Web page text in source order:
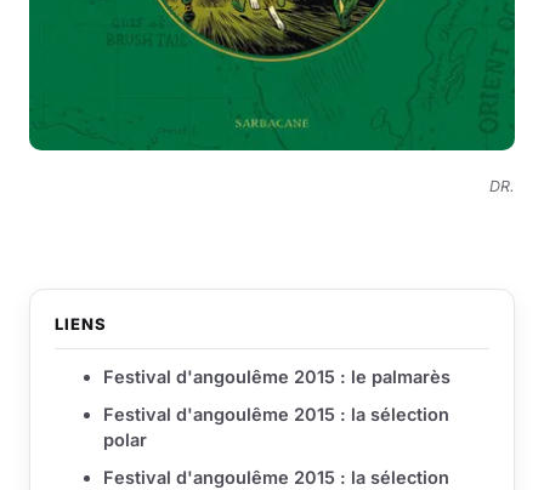
DR.
LIENS
Festival d'angoulême 2015 : le palmarès
Festival d'angoulême 2015 : la sélection
polar
Festival d'angoulême 2015 : la sélection